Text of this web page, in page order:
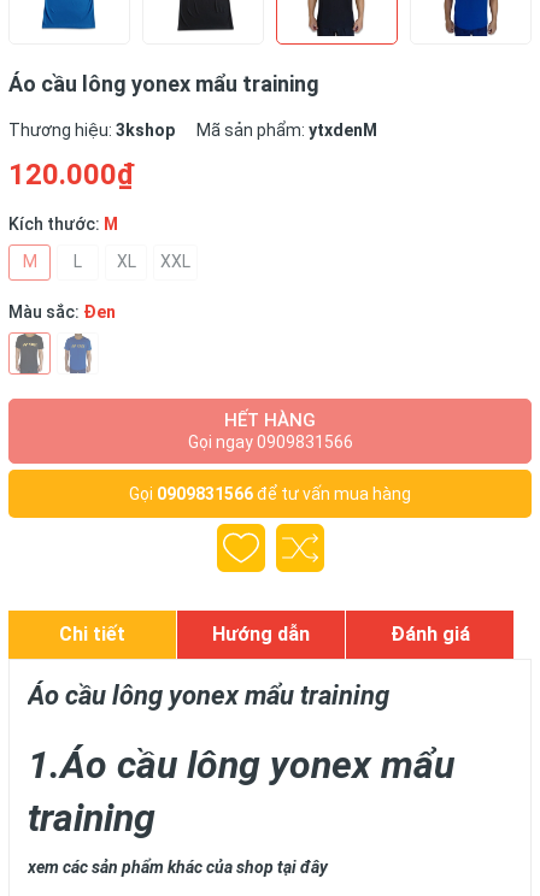
Áo cầu lông yonex mẩu training
Thương hiệu: 3kshop Mã sản phẩm: ytxdenM
120.000₫
Kích thước: M
M
XL XXL
Màu sắc: Đen
HẾT HÀNG
Gọi ngay 0909831566
Gọi 0909831566để tư vấn mua hàng
Chi tiết Hướng dẫn Đánh giá
Áo cầu lông yonex mẩu training
1.Áo cầu lông yonex mẩu
training
xem các sản phẩm khác của shop tại đây